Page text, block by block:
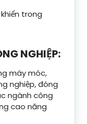
trong
NGHIỆP:
máy móc,
nghiệp, đóng
ngành công
cao năng